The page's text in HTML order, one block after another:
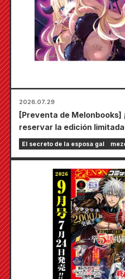
2026.07.29
[Preventa de Melonbooks]
reservar la edición
tapete de juego especial
deslumbrante de Fuyuki
novia" saldrá a la venta el
El secreto de la esposa gal